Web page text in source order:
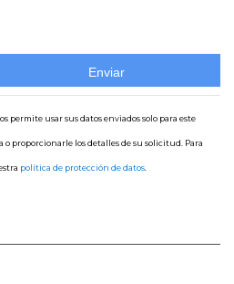
permite usar sus datos enviados solo para este
proporcionarle los detalles de su solicitud. Para
política de protección de datos.